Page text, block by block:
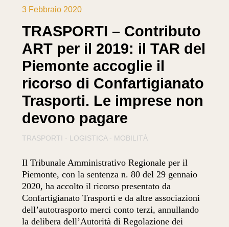
3 Febbraio 2020
TRASPORTI – Contributo
ART per il 2019: il TAR del
Piemonte accoglie il
ricorso di Confartigianato
Trasporti. Le imprese non
devono pagare
TRASPORTI - LOGISTICA - MOBILITÀ
Il Tribunale Amministrativo Regionale per il
Piemonte, con la sentenza n. 80 del 29 gennaio
2020, ha accolto il ricorso presentato da
Confartigianato Trasporti e da altre associazioni
dell’autotrasporto merci conto terzi, annullando
la delibera dell’Autorità di Regolazione dei